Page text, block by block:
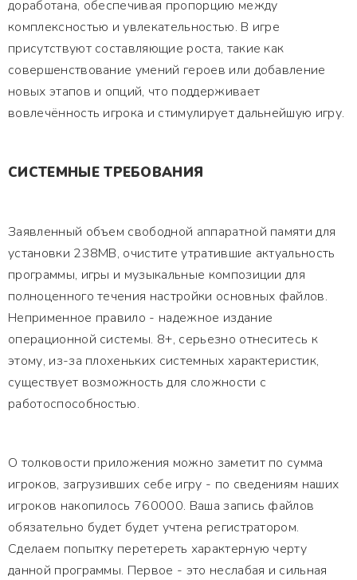
доработана, обеспечивая пропорцию между
комплексностью и увлекательностью. В игре
присутствуют составляющие роста, такие как
совершенствование умений героев или добавление
новых этапов и опций, что поддерживает
вовлечённость игрока и стимулирует дальнейшую игру.
СИСТЕМНЫЕ ТРЕБОВАНИЯ
Заявленный объем свободной аппаратной памяти для
установки 238MB, очистите утратившие актуальность
программы, игры и музыкальные композиции для
полноценного течения настройки основных файлов.
Неприменное правило - надежное издание
операционной системы. 8+, серьезно отнеситесь к
этому, из-за плохеньких системных характеристик,
существует возможность для сложности с
работоспособностью.
О толковости приложения можно заметит по сумма
игроков, загрузивших себе игру - по сведениям наших
игроков накопилось 760000. Ваша запись файлов
обязательно будет будет учтена регистратором.
Сделаем попытку перетереть характерную черту
данной программы. Первое - это неслабая и сильная